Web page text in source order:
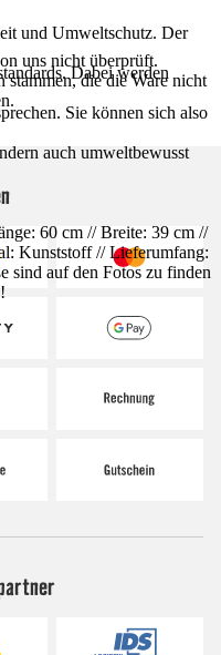
und Umweltschutz. Der
Dabei werden
Sie können sich also
auch umweltbewusst
60 cm // Breite: 39 cm //
Kunststoff // Lieferumfang:
sind auf den Fotos zu finden
uns nicht überprüft.
die die Ware nicht